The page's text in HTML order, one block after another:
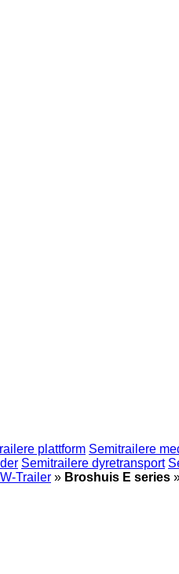
plattform Semitrailere
Semitrailere dyretransport
Trailer » Broshuis E series